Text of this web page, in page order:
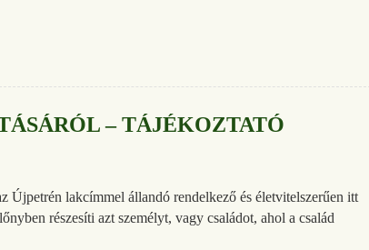
– TÁJÉKOZTATÓ
Újpetrén lakcímmel állandó rendelkező és életvitelszerűen itt
részesíti azt személyt, vagy családot, ahol a család